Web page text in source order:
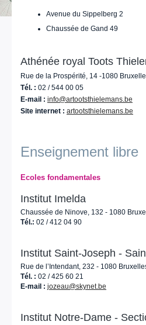
Avenue du Sippelberg 2
Chaussée de Gand 49
Athénée royal Toots
Rue de la Prospérité, 14 -1080
Tél. : 02 / 544 00 05
E-mail : info@artootsthielemans.be
Site internet : artootsthielemans.be
Enseignement libre
Ecoles fondamentales
Institut Imelda
Chaussée de Ninove, 132 - 1080
Tél.: 02 / 412 04 90
Institut Saint-Joseph -
Rue de l’Intendant, 232 - 1080
Tél. : 02 / 425 60 21
E-mail : jozeau@skynet.be
Institut Notre-Dame -